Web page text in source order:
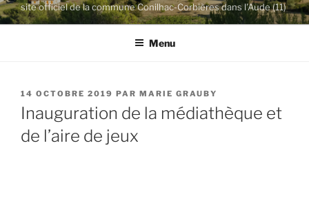
site officiel de la commune Conilhac-Corbières dans l'Aude (11)
Menu
PUBLIÉ
LE
14 OCTOBRE 2019 PAR MARIE GRAUBY
Inauguration de la médiathèque et
de l’aire de jeux